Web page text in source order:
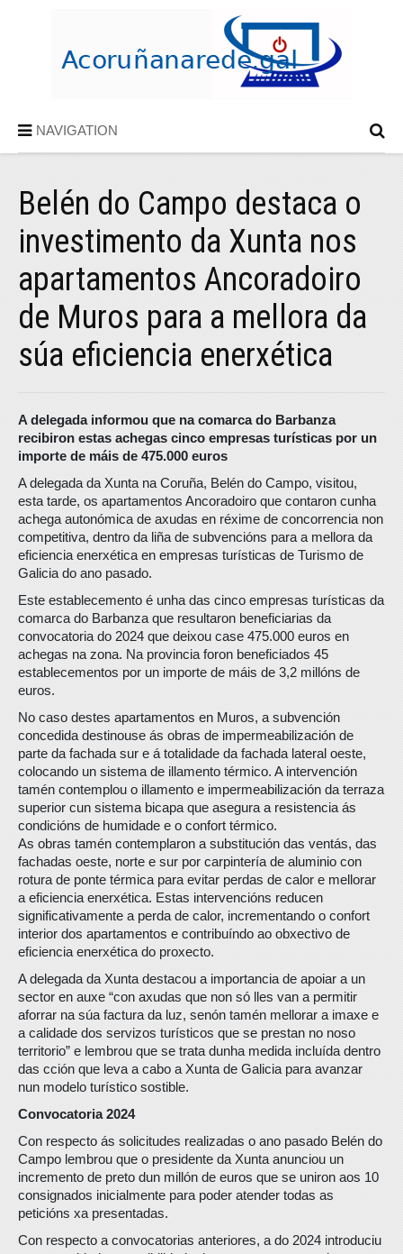
NAVIGATION
Belén do Campo destaca o
investimento da Xunta nos
apartamentos Ancoradoiro
de Muros para a mellora da
súa eficiencia enerxética
A delegada informou que na comarca do Barbanza
recibiron estas achegas cinco empresas turísticas por un
importe de máis de 475.000 euros
A delegada da Xunta na Coruña, Belén do Campo, visitou,
esta tarde, os apartamentos Ancoradoiro que contaron cunha
achega autonómica de axudas en réxime de concorrencia non
competitiva, dentro da liña de subvencións para a mellora da
eficiencia enerxética en empresas turísticas de Turismo de
Galicia do ano pasado.
Este establecemento é unha das cinco empresas turísticas da
comarca do Barbanza que resultaron beneficiarias da
convocatoria do 2024 que deixou case 475.000 euros en
achegas na zona. Na provincia foron beneficiados 45
establecementos por un importe de máis de 3,2 millóns de
euros.
No caso destes apartamentos en Muros, a subvención
concedida destinouse ás obras de impermeabilización de
parte da fachada sur e á totalidade da fachada lateral oeste,
colocando un sistema de illamento térmico. A intervención
tamén contemplou o illamento e impermeabilización da terraza
superior cun sistema bicapa que asegura a resistencia ás
condicións de humidade e o confort térmico.
As obras tamén contemplaron a substitución das ventás, das
fachadas oeste, norte e sur por carpintería de aluminio con
rotura de ponte térmica para evitar perdas de calor e mellorar
a eficiencia enerxética. Estas intervencións reducen
significativamente a perda de calor, incrementando o confort
interior dos apartamentos e contribuíndo ao obxectivo de
eficiencia enerxética do proxecto.
A delegada da Xunta destacou a importancia de apoiar a un
sector en auxe “con axudas que non só lles van a permitir
aforrar na súa factura da luz, senón tamén mellorar a imaxe e
a calidade dos servizos turísticos que se prestan no noso
territorio” e lembrou que se trata dunha medida incluída dentro
das cción que leva a cabo a Xunta de Galicia para avanzar
nun modelo turístico sostible.
Convocatoria 2024
Con respecto ás solicitudes realizadas o ano pasado Belén do
Campo lembrou que o presidente da Xunta anunciou un
incremento de preto dun millón de euros que se uniron aos 10
consignados inicialmente para poder atender todas as
peticións xa presentadas.
Con respecto a convocatorias anteriores, a do 2024 introduciu